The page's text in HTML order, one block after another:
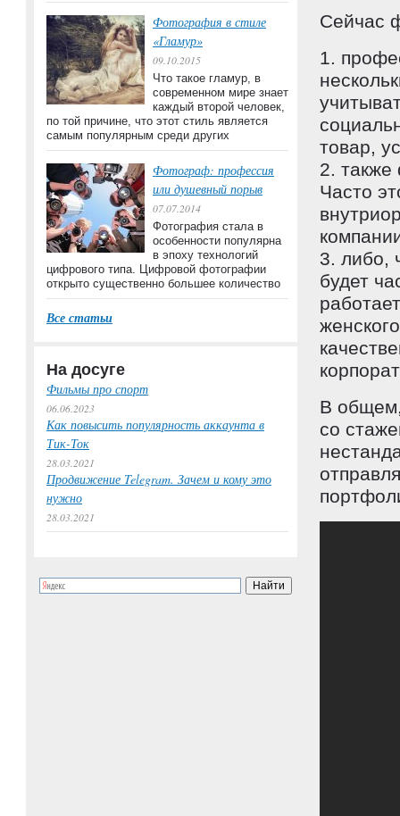
Сейчас
1.
товар,
2. также
Часто
3. либо,
будет
В
со
Фотография в стиле
«Гламур»
09.10.2015
Что такое гламур, в
современном мире знает
каждый второй человек,
по той причине, что этот стиль является
самым популярным среди других
Фотограф: профессия
или душевный порыв
07.07.2014
Фотография стала в
особенности популярна
в эпоху технологий
цифрового типа. Цифровой фотографии
открыто существенно большее количество
Все статьи
На досуге
Фильмы про спорт
06.06.2023
Как повысить популярность аккаунта в
Тик-Ток
28.03.2021
Продвижение Telegram. Зачем и кому это
нужно
28.03.2021